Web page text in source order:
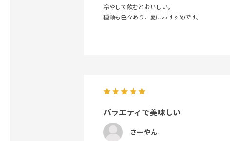
冷やして飲むとおいしい。
種類も色々あり、夏におすすめです。
バラエティで美味しい
さーやん